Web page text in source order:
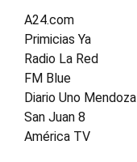
A24.com
Primicias Ya
Radio La Red
FM Blue
Diario Uno Mendoza
San Juan 8
América TV